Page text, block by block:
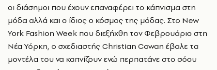
οι διάσημοι που έχουν επαναφέρει το κάπνισμα στη
μόδα αλλά και ο ίδιος ο κόσμος της μόδας. Στο New
York Fashion Week που διεξήχθη τον Φεβρουάριο στη
Νέα Υόρκη, ο σχεδιαστής Christian Cowan έβαλε τα
μοντέλα του να καπνίζουν ενώ περπατάνε στο σόου